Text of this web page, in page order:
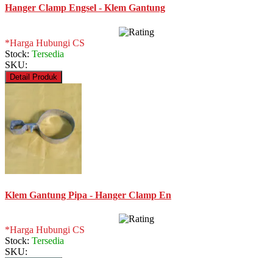
Hanger Clamp Engsel - Klem Gantung
*Harga Hubungi CS
Stock: Tersedia
SKU:
Detail Produk
Klem Gantung Pipa - Hanger Clamp En
*Harga Hubungi CS
Stock: Tersedia
SKU: